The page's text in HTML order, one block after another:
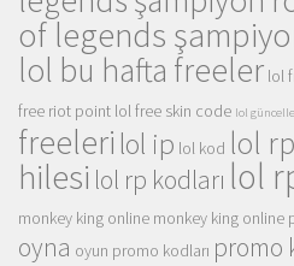
of legends
lol bu hafta freeler lol
free riot point lol free skin code lol
freeleri lol ip lol kod lol rp
hilesi lol rp kodları lol
monkey king online monkey king online
oyna oyun promo kodları promo